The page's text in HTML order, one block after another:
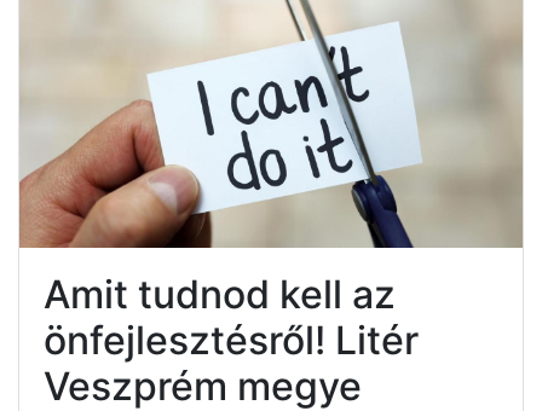
Amit tudnod kell az
önfejlesztésről! Litér
Veszprém megye